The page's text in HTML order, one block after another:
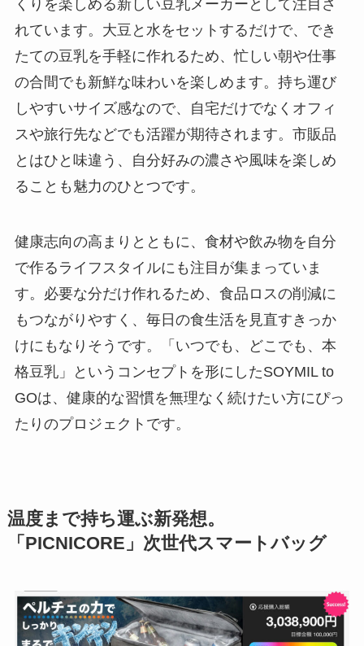
くりを楽しめる新しい豆乳メーカーとして注目さ
れています。大豆と水をセットするだけで、でき
たての豆乳を手軽に作れるため、忙しい朝や仕事
の合間でも新鮮な味わいを楽しめます。持ち運び
しやすいサイズ感なので、自宅だけでなくオフィ
スや旅行先などでも活躍が期待されます。市販品
とはひと味違う、自分好みの濃さや風味を楽しめ
ることも魅力のひとつです。
健康志向の高まりとともに、食材や飲み物を自分
で作るライフスタイルにも注目が集まっていま
す。必要な分だけ作れるため、食品ロスの削減に
もつながりやすく、毎日の食生活を見直すきっか
けにもなりそうです。「いつでも、どこでも、本
格豆乳」というコンセプトを形にしたSOYMIL to
GOは、健康的な習慣を無理なく続けたい方にぴっ
たりのプロジェクトです。
温度まで持ち運ぶ新発想。
「 PICNICORE」次世代スマートバッグ